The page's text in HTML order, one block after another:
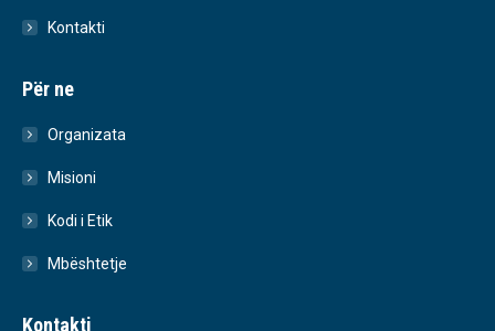
Kontakti
Për ne
Organizata
Misioni
Kodi i Etik
Mbështetje
Kontakti